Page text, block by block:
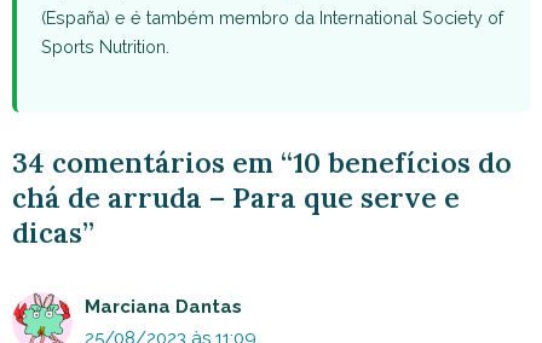
(España) e é também membro da International Society of
Sports Nutrition.
34 comentários em “10 benefícios do
chá de arruda – Para que serve e
dicas”
Marciana Dantas
25/08/2023 às 11:09